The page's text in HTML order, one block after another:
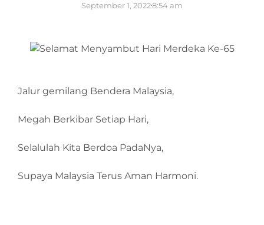
September 1, 20228:54 am
Jalur gemilang Bendera Malaysia,
Megah Berkibar Setiap Hari,
Selalulah Kita Berdoa PadaNya,
Supaya Malaysia Terus Aman Harmoni.